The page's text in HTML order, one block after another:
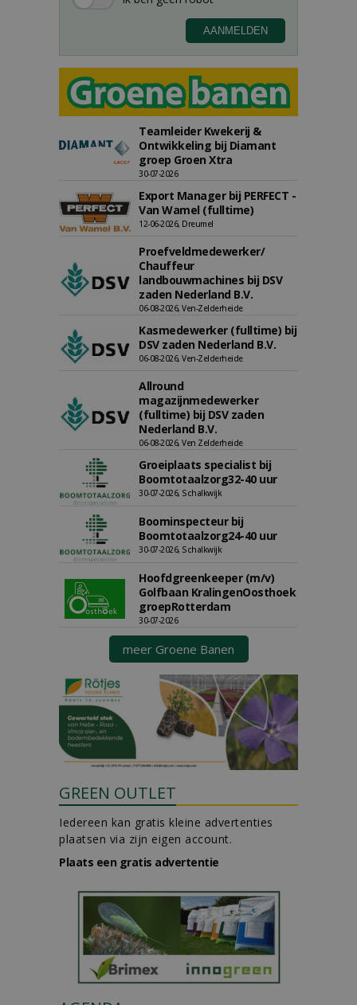
Teamleider Kwekerij &
Ontwikkeling bij Diamant
groep Groen Xtra
30-07-2026
Export Manager bij PERFECT -
Van Wamel (fulltime)
12-06-2026, Dreumel
Proefveldmedewerker/
Chauffeur
landbouwmachines bij DSV
zaden Nederland B.V.
06-08-2026, Ven-Zelderheide
Kasmedewerker (fulltime) bij
DSV zaden Nederland B.V.
06-08-2026, Ven-Zelderheide
Allround
magazijnmedewerker
(fulltime) bij DSV zaden
Nederland B.V.
06-08-2026, Ven Zelderheide
Groeiplaats specialist bij
Boomtotaalzorg32-40 uur
30-07-2026, Schalkwijk
Boominspecteur bij
Boomtotaalzorg24-40 uur
30-07-2026, Schalkwijk
Hoofdgreenkeeper (m/v)
Golfbaan KralingenOosthoek
groepRotterdam
30-07-2026
meer Groene Banen
GREEN OUTLET
Iedereen kan gratis kleine advertenties
plaatsen via zijn eigen account.
Plaats een gratis advertentie